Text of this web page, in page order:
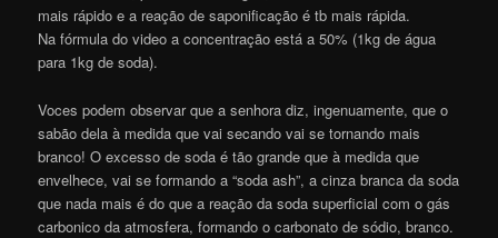
mais rápido e a reação de saponificação é tb mais rápida.
Na fórmula do video a concentração está a 50% (1kg de água
para 1kg de soda).
Voces podem observar que a senhora diz, ingenuamente, que o
sabão dela à medida que vai secando vai se tornando mais
branco! O excesso de soda é tão grande que à medida que
envelhece, vai se formando a “soda ash”, a cinza branca da soda
que nada mais é do que a reação da soda superficial com o gás
carbonico da atmosfera, formando o carbonato de sódio, branco.